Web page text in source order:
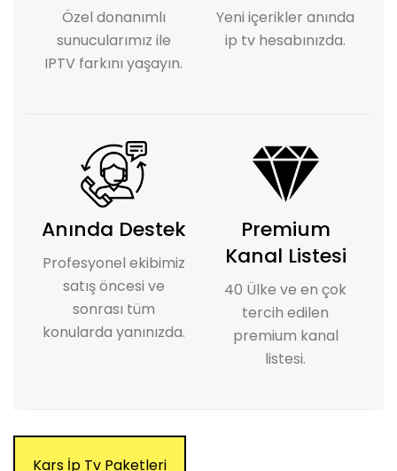
Özel donanımlı
sunucularımız ile
IPTV farkını yaşayın.
Yeni içerikler anında
ip tv hesabınızda.
Anında Destek
Profesyonel ekibimiz
satış öncesi ve
sonrası tüm
konularda yanınızda.
Premium
Kanal Listesi
40 Ülke ve en çok
tercih edilen
premium kanal
listesi.
Kars İp Tv Paketleri